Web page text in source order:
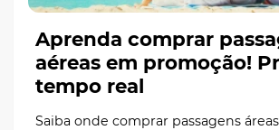
Aprenda comprar
aéreas em promoção!
tempo real
Saiba onde comprar passagens